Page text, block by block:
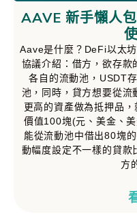
AAVE 新手懶人
Aave是什麼？DeFi以太
協議介紹：借方，欲存款
各自的流動池，USDT
池，同時，貸方想要從流
更高的資產做為抵押品
價值100塊(元、美金、
能從流動池中借出80塊
動幅度設定不一樣的貸款
方